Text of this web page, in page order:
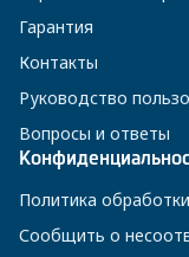
Гарантия
Контакты
Руководство
Вопросы и ответы
Политика
Сообщить о